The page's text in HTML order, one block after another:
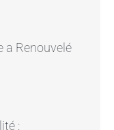
a Renouvelé
: